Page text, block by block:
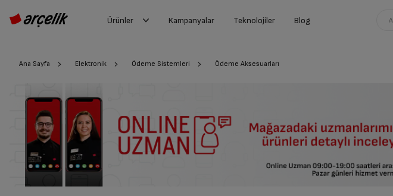
Ürünler Kampanyalar Teknolojiler Blog
Ana Sayfa Elektronik Ödeme Sistemleri Ödeme Aksesuarları